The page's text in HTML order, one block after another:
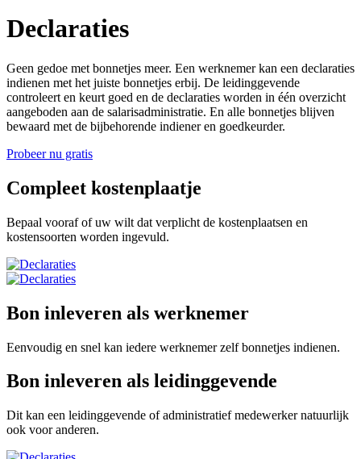
Declaraties
Geen gedoe met bonnetjes meer. Een werknemer kan een declaraties
indienen met het juiste bonnetjes erbij. De leidinggevende
controleert en keurt goed en de declaraties worden in één overzicht
aangeboden aan de salarisadministratie. En alle bonnetjes blijven
bewaard met de bijbehorende indiener en goedkeurder.
Probeer nu gratis
Compleet kostenplaatje
Bepaal vooraf of uw wilt dat verplicht de kostenplaatsen en
kostensoorten worden ingevuld.
Bon inleveren als werknemer
Eenvoudig en snel kan iedere werknemer zelf bonnetjes indienen.
Bon inleveren als leidinggevende
Dit kan een leidinggevende of administratief medewerker natuurlijk
ook voor anderen.